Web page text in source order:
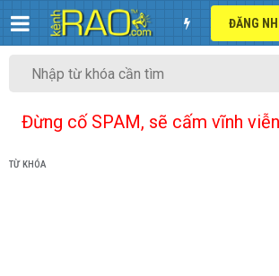
Đừng cố SPAM, sẽ cấm vĩnh
TỪ KHÓA